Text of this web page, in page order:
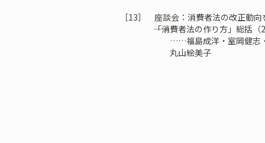
［13］ 座談会：消費者法の改正動向
――「消費者法の作り方」総括（
……福島成洋・室岡健志・吉
丸山絵美子